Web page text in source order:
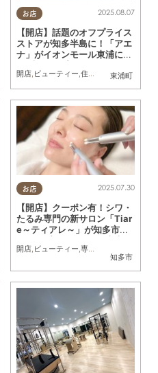
お店
東浦町
2025.08.07
【開店】話題のオフプライス
ストアが知多半島に！「アエ
ナ」がイオンモール東浦に7/
開店, ビューティー,住まい 雑貨,家族
おひとりさま
お店
知多市
2025.07.30
【開店】クーポン有！シワ・
たるみ専門の新サロン「Tiar
e～ティアレ～」が知多市に5
開店, ビューティー,専門店